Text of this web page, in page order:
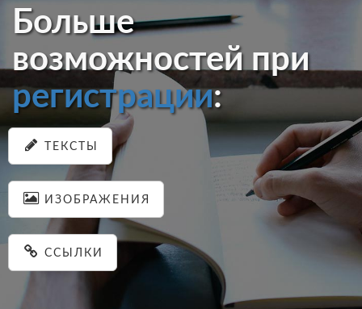
Больше
возможностей при
регистрации:
ТЕКСТЫ
ИЗОБРАЖЕНИЯ
ССЫЛКИ